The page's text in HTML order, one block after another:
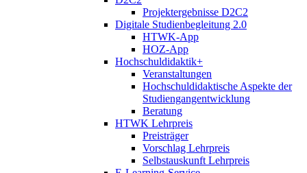
Projektergebnisse D2C2
Digitale Studienbegleitung 2.0
HTWK-App
HOZ-App
Hochschuldidaktik+
Veranstaltungen
Hochschuldidaktische Aspekte der
Studiengangentwicklung
Beratung
HTWK Lehrpreis
Preisträger
Vorschlag Lehrpreis
Selbstauskunft Lehrpreis